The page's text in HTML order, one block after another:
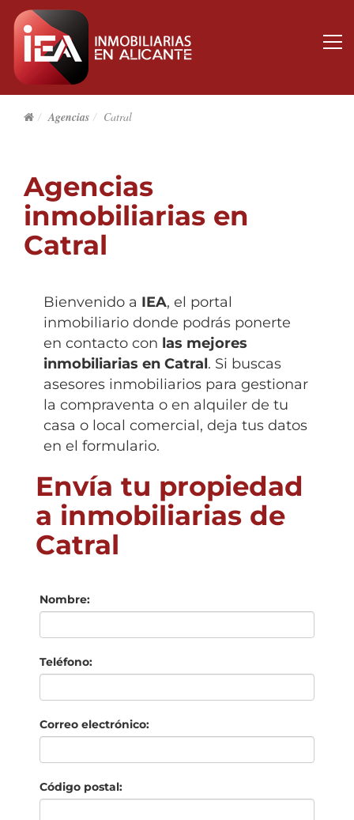
Agencias Catral
Agencias
inmobiliarias en
Catral
Bienvenido a IEA, el portal
inmobiliario donde podrás ponerte
en contacto con las mejores
inmobiliarias en Catral. Si buscas
asesores inmobiliarios para gestionar
la compraventa o en alquiler de tu
casa o local comercial, deja tus datos
en el formulario.
Envía tu propiedad
a inmobiliarias de
Catral
Nombre:
Teléfono:
Correo electrónico:
Código postal: